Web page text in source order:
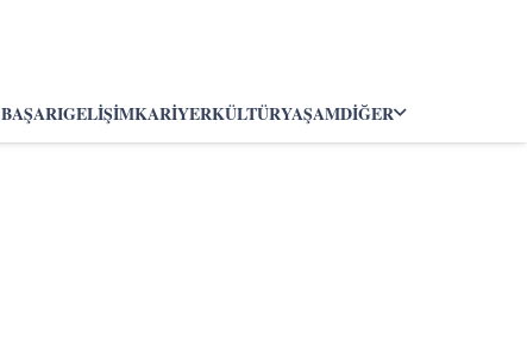
BAŞARIGELIŞIMKARIYERKÜLTÜRYAŞAMDIĞER